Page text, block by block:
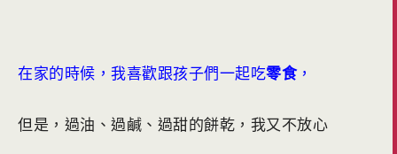
在家的時候，我喜歡跟孩子們一起吃零食，
但是，過油、過鹹、過甜的餅乾，我又不放心